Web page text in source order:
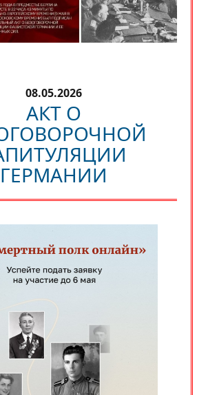
08.05.2026
АКТ О
ГЕРМАНИИ